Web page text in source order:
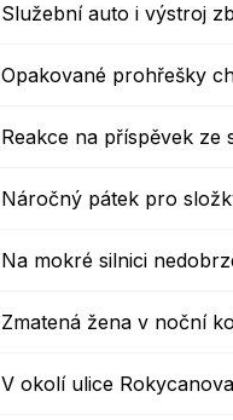
Služební auto i výstroj
Opakované prohřešky
Reakce na příspěvek ze
Náročný pátek pro
Na mokré silnici
Zmatená žena v noční
V okolí ulice